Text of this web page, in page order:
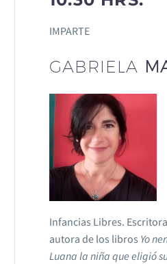
IMPARTE
GABRIELA
Infancias Libres.
autora de los libros Yo
Luana la niña que eligió